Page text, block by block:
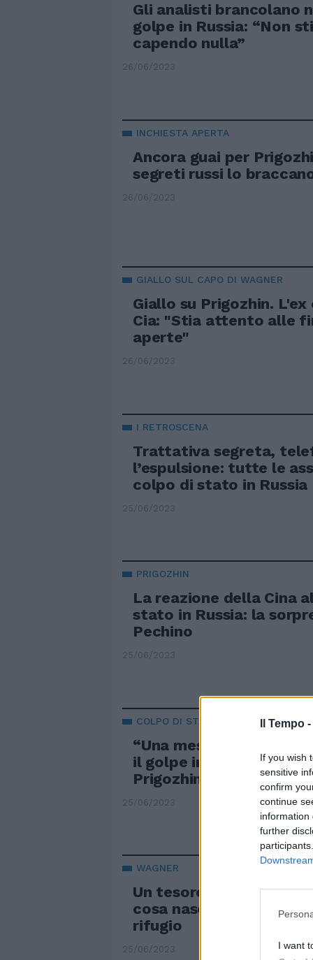
Il Tempo -
If you wish
sensitive
confirm
continue
information
further
I want
Gli analisti brancolano
golpe in Russia: “Non
capendo nulla”
26/06/2023
INCHIESTA APERTA
Ancora guai per
segreti russi lo
26/06/2023
GIALLO SUL CAPO DI WAGNER
Giallo su Prigozhin.
Cia: "Stia attento alle
aperte"
26/06/2023
I RETROSCENA
Trattativa segreta,
l’espulsione: tutte le
colpo di stato in Russia
25/06/2023
PRIGOZHIN
La reazione della Cina
stato in Russia: la
Pechino
25/06/2023
COLPO DI STATO
“Una messinscena”. La
il golpe in Russia:
Prigozhin
25/06/2023
WAGNER
Un tesoro milionario e
cosa nascondeva
rifugio
25/06/2023